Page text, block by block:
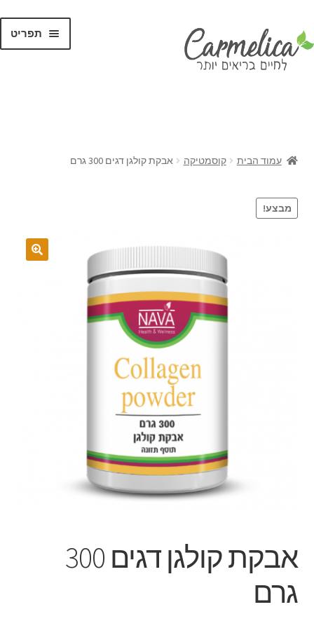
תפריט
עמוד הבית קוסמטיקה אבקת קולגן דגים 300 גרם
מבצע!
אבקת קולגן דגים 300
גרם